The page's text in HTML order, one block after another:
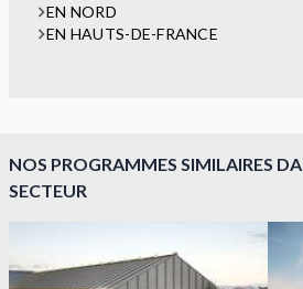
EN NORD
EN HAUTS-DE-FRANCE
NOS PROGRAMMES SIMILAIRES
SECTEUR